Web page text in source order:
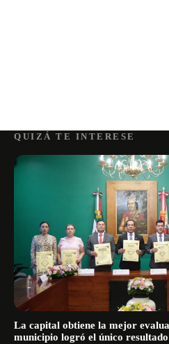
QUIZÁ TE INTERESE
La capital obtiene la mejor
municipio logró el único